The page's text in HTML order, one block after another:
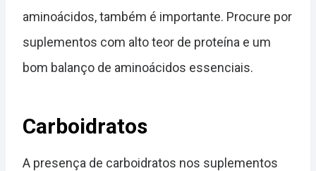
aminoácidos, também é importante. Procure por
suplementos com alto teor de proteína e um
bom balanço de aminoácidos essenciais.
Carboidratos
A presença de carboidratos nos suplementos